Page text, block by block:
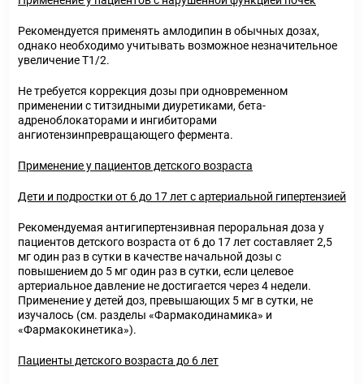
Рекомендуется применять амлодипин в обычных дозах,
однако необходимо учитывать возможное незначительное
увеличение Т1/2.
Не требуется коррекция дозы при одновременном
применении с титзидными диуретиками, бета-
адреноблокаторами и ингибиторами
ангиотензинпревращающего фермента.
Применение у пациентов детского возраста
Дети и подростки от 6 до 17 лет с артериальной гипертензией
Рекомендуемая антигипертензивная пероральная доза у
пациентов детского возраста от 6 до 17 лет составляет 2,5
мг один раз в сутки в качестве начальной дозы с
повышением до 5 мг один раз в сутки, если целевое
артериальное давление не достигается через 4 недели.
Применение у детей доз, превышающих 5 мг в сутки, не
изучалось (см. разделы «Фармакодинамика» и
«Фармакокинетика»).
Пациенты детского возраста до 6 лет